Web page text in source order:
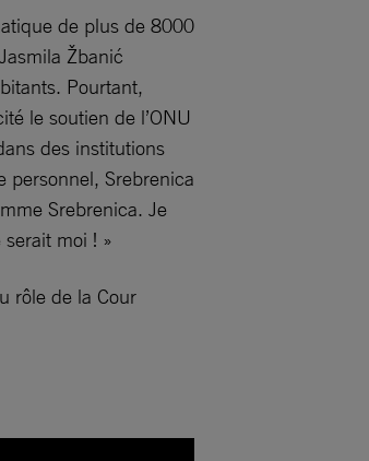
de plus de 8000
Žbanić
Pourtant,
le soutien de l’ONU
des institutions
personnel, Srebrenica
Srebrenica. Je
serait moi ! »
rôle de la Cour